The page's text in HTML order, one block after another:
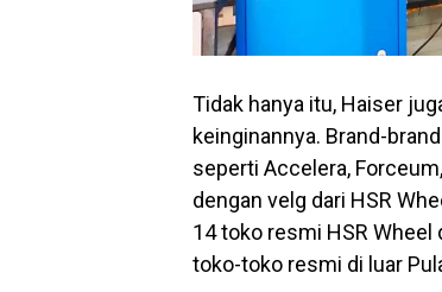
Tidak hanya itu, Haiser
keinginannya. Brand-
seperti Accelera,
dengan velg dari HSR
14 toko resmi HSR Wheel
toko-toko resmi di luar